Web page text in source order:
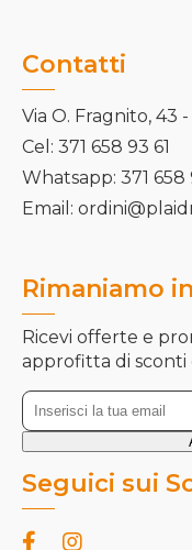
Contatti
Via O. Fragnito, 43
Cel: 371 658 93 61
Whatsapp: 371 658
Email:
Rimaniamo
Ricevi offerte e
approfitta di sconti
Seguici sui